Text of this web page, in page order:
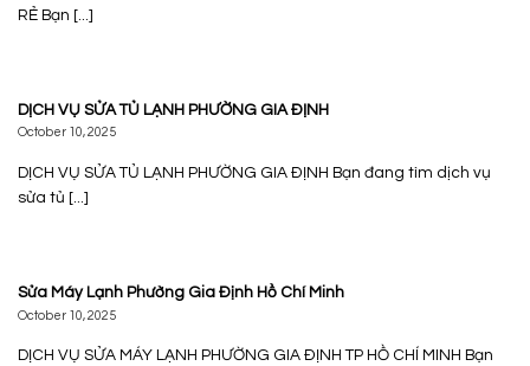
RẺ Bạn [...]
DỊCH VỤ SỬA TỦ LẠNH PHƯỜNG GIA ĐỊNH
October 10, 2025
DỊCH VỤ SỬA TỦ LẠNH PHƯỜNG GIA ĐỊNH Bạn đang tìm dịch vụ
sửa tủ [...]
Sửa Máy Lạnh Phường Gia Định Hồ Chí Minh
October 10, 2025
DỊCH VỤ SỬA MÁY LẠNH PHƯỜNG GIA ĐỊNH TP HỒ CHÍ MINH Bạn